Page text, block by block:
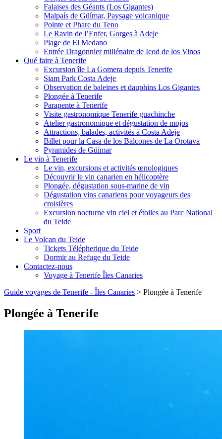
Falaises des Géants (Los Gigantes)
Malpaís de Güímar, Paysage volcanique
Pointe et Phare du Teno
Le Ravin de l’Enfer, Gorges à Adeje
Plage de El Medano
Entrée Dragonnier millénaire de Icod de los Vinos
Qué faire à Tenerife
Excursion île La Gomera depuis Tenerife
Siam Park Costa Adeje
Observation de baleines et dauphins Los Gigantes
Plongée à Tenerife
Parapente à Tenerife
Visite gastronomique Tenerife guachinche
Atelier gastronomique et dégustation de mojos
Attractions, balades, activités à Costa Adeje
Billet pour la Casa de los Balcones de La Orotava
Pyramides de Güímar
Le vin à Tenerife
Le vin, excursions et activités œnologiques
Découvrir le vin canarien en hélicoptère
Plongée, dégustation sous-marine de vin
Dégustation vins canariens pour voyageurs des
croisières
Excursion nocturne vin ciel et étoiles au Parc National
du Teide
Sport
Le Volcan du Teide
Tickets Télépherique du Teide
Dormir au Refuge du Teide
Contactez-nous
Voyage à Tenerife Îles Canaries
Guide voyages de Tenerife - Îles Canaries > Plongée à Tenerife
Plongée à Tenerife